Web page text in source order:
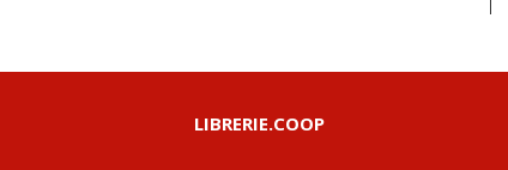
LIBRERIE.COOP